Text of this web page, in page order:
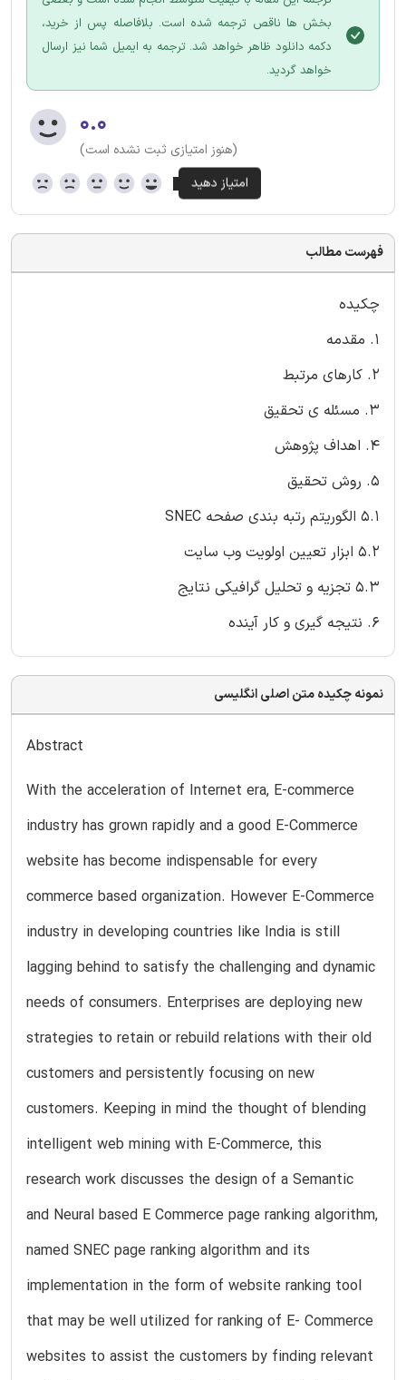
بخش ها ناقص ترجمه شده است. بلافاصله پس از خرید،
دکمه دانلود ظاهر خواهد شد. ترجمه به ایمیل شما نیز ارسال
خواهد گردید.
۰.۰
(هنوز امتیازی ثبت نشده است)
فهرست مطالب
چکیده
1. مقدمه
2. کارهای مرتبط
3. مسئله ی تحقیق
4. اهداف پژوهش
5. روش تحقیق
5.1 الگوریتم رتبه بندی صفحه SNEC
5.2 ابزار تعیین اولویت وب سایت
5.3 تجزیه و تحلیل گرافیکی نتایج
6. نتیجه گیری و کار آینده
نمونه چکیده متن اصلی انگلیسی
Abstract
With the acceleration of Internet era, E-commerce
industry has grown rapidly and a good E-Commerce
website has become indispensable for every
commerce based organization. However E-Commerce
industry in developing countries like India is still
lagging behind to satisfy the challenging and dynamic
needs of consumers. Enterprises are deploying new
strategies to retain or rebuild relations with their old
customers and persistently focusing on new
customers. Keeping in mind the thought of blending
intelligent web mining with E-Commerce, this
research work discusses the design of a Semantic
and Neural based E Commerce page ranking algorithm,
named SNEC page ranking algorithm and its
implementation in the form of website ranking tool
that may be well utilized for ranking of E- Commerce
websites to assist the customers by finding relevant